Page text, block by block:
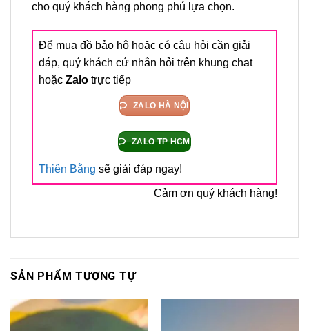
cho quý khách hàng phong phú lựa chọn.
Để mua đồ bảo hộ hoặc có câu hỏi cần giải
đáp, quý khách cứ nhắn hỏi trên khung chat
hoặc Zalo trực tiếp
ZALO HÀ NỘI
ZALO TP HCM
Thiên Bằng sẽ giải đáp ngay!
Cảm ơn quý khách hàng!
SẢN PHẨM TƯƠNG TỰ